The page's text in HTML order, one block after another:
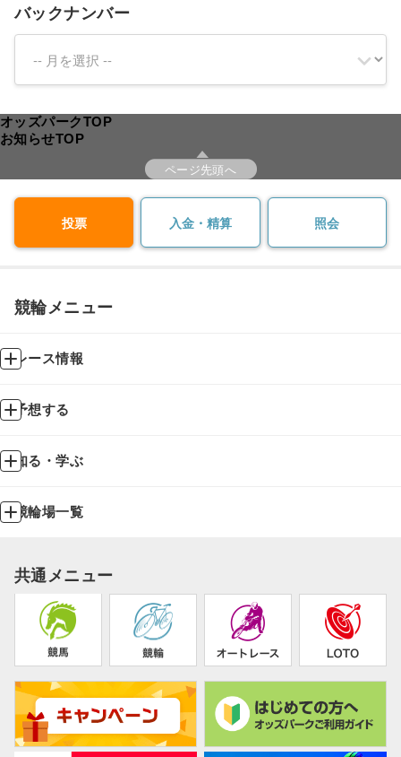
バックナンバー
オッズパークTOP
お知らせTOP
ページ先頭へ
投票 入金・精算 照会
競輪メニュー
レース情報
予想する
知る・学ぶ
競輪場一覧
共通メニュー